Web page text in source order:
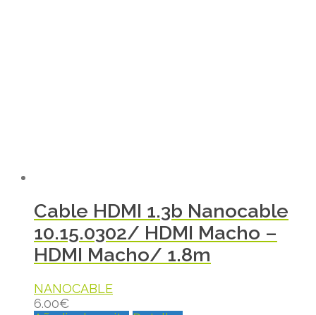
Cable HDMI 1.3b Nanocable
10.15.0302/ HDMI Macho –
HDMI Macho/ 1.8m
NANOCABLE
6.00€